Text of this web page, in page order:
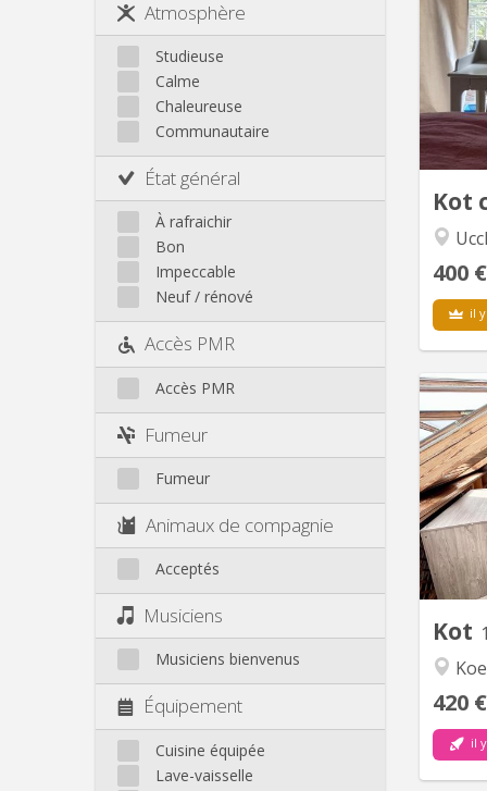
Jette
Koekelberg
Laeken
Molenbeek
Neder-Over-Heembeek
Périphérie
Schaerbeek
Saint-Gilles
Saint-Josse
Uccle
Atmosphère
Studieuse
Calme
Chaleureuse
Communautaire
État général
À rafraichir
Bon
Impeccable
Neuf / rénové
Accès PMR
Accès PMR
Fumeur
Fumeur
Animaux de compagnie
Acceptés
Musiciens
Musiciens bienvenus
Équipement
Cuisine équipée
Lave-vaisselle
Kot
400 €
il
Je
ans et
Kot
420 €
il